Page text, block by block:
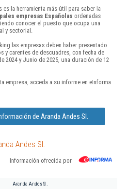
es la herramienta más útil para saber la
empresas Españolas ordenadas
conocer el puesto que ocupa una
y sectorial.
las empresas deben haber presentado
y carentes de descuadres, con fecha de
2024 y Junio de 2025, una duración de 12
empresa, acceda a su informe en eInforma
de Aranda Andes Sl.
Andes Sl.
Información ofrecida por
Aranda Andes Sl.